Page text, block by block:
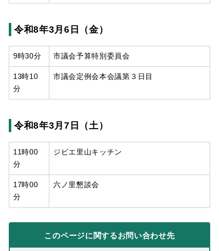
令和8年3月6日（金）
9時30分 市議会予算特別委員会
13時10
分
市議会定例会本会議第３日目
令和8年3月7日（土）
11時00
分
ジビエ里山キッチン
17時00
分
六ノ里懇談会
このページに関するお問い合わせ先